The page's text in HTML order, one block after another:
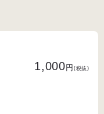
1,000円(税抜)